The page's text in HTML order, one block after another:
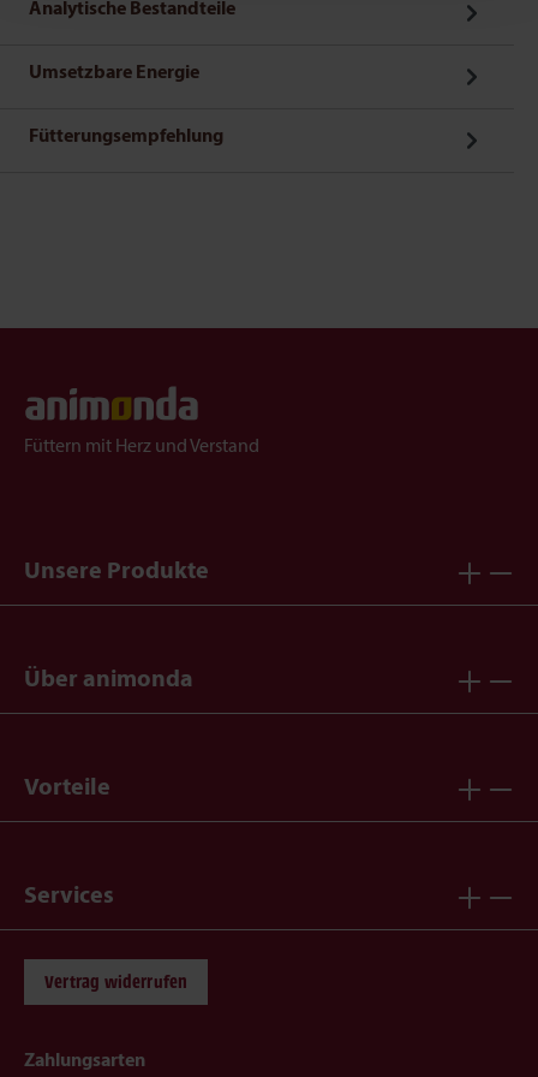
Analytische Bestandteile
Umsetzbare Energie
Fütterungsempfehlung
Füttern mit Herz und Verstand
Unsere Produkte
Über animonda
Vorteile
Services
Vertrag widerrufen
Zahlungsarten